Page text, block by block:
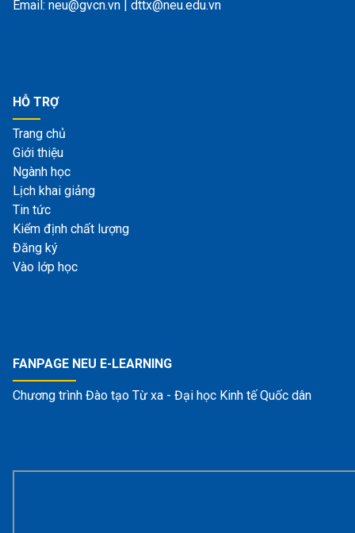
Email: neu@gvcn.vn | dttx@neu.edu.vn
HỖ TRỢ
Trang chủ
Giới thiệu
Ngành học
Lịch khai giảng
Tin tức
Kiểm định chất lượng
Đăng ký
Vào lớp học
FANPAGE NEU E-LEARNING
Chương trình Đào tạo Từ xa - Đại học Kinh tế Quốc dân